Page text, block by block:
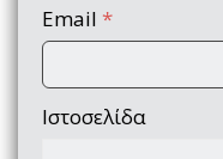
Email *
Ιστοσελίδα